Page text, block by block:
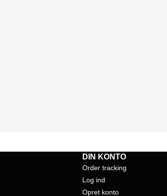
DIN KONTO
Order tracking
Log ind
Opret konto